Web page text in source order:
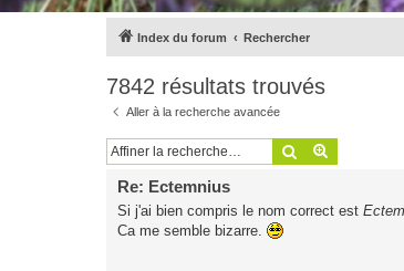
Index du forum Rechercher
7842 résultats trouvés
Aller à la recherche avancée
Rechercher
Re: Ectemnius
Si j'ai bien compris le nom correct est
Ca me semble bizarre.